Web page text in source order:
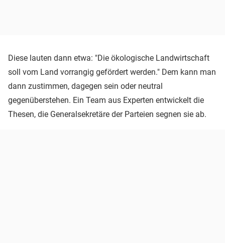
Diese lauten dann etwa: "Die ökologische Landwirtschaft
soll vom Land vorrangig gefördert werden." Dem kann man
dann zustimmen, dagegen sein oder neutral
gegenüberstehen. Ein Team aus Experten entwickelt die
Thesen, die Generalsekretäre der Parteien segnen sie ab.